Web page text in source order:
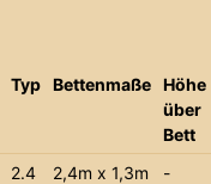
Typ Bettenmaße Höhe
über
Bett
2.4
2,4m x 1,3m -